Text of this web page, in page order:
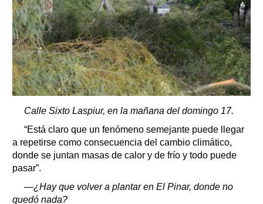
Calle Sixto Laspiur, en la mañana del domingo 17.
“Está claro que un fenómeno semejante puede llegar
a repetirse como consecuencia del cambio climático,
donde se juntan masas de calor y de frío y todo puede
pasar”.
—¿Hay que volver a plantar en El Pinar, donde no
quedó nada?